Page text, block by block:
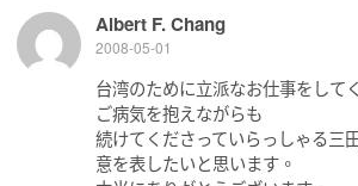
Albert F. Chang
2008-05-01
台湾のために立派なお仕事をして
ご病気を抱えながらも
続けてくださっていらっしゃる三
意を表したいと思います。